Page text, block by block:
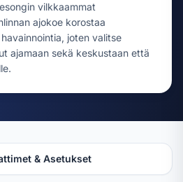
vilkkaammat
ajokoe korostaa
joten valitse
ajamaan sekä keskustaan että
& Asetukset